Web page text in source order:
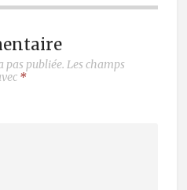
pas publiée. Les champs
*